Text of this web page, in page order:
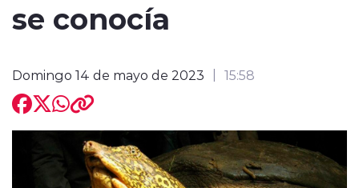
Internacional
Entrevistas
se conocía
Domingo 14 de mayo de 2023 15:58